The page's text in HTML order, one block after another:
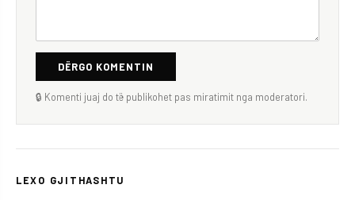
DËRGO KOMENTIN
🔒 Komenti juaj do të publikohet pas miratimit nga moderatori.
LEXO GJITHASHTU